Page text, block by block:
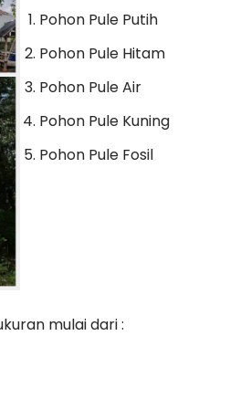
Pohon Pule Putih
Pohon Pule Hitam
Pohon Pule Air
Pohon Pule Kuning
Pohon Pule Fosil
mulai dari :